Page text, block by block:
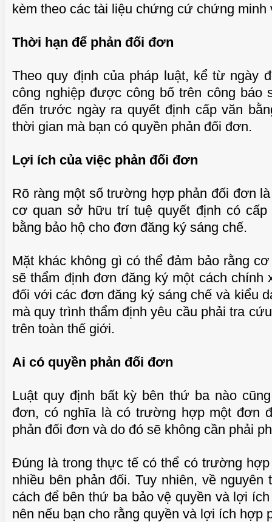
kèm theo các tài liệu chứng cứ chứng minh
Thời hạn để phản đối đơn
Theo quy định của pháp luật, kể từ ngày
công nghiệp được công bố trên công báo
đến trước ngày ra quyết định cấp văn
thời gian mà bạn có quyền phản đối đơn.
Lợi ích của việc phản đối đơn
Rõ ràng một số trường hợp phản đối đơn
cơ quan sở hữu trí tuệ quyết định có cấp
bằng bảo hộ cho đơn đăng ký sáng chế.
Mặt khác không gì có thể đảm bảo rằng
sẽ thẩm định đơn đăng ký một cách chính
đối với các đơn đăng ký sáng chế và kiểu
mà quy trình thẩm định yêu cầu phải tra
trên toàn thế giới.
Ai có quyền phản đối đơn
Luật quy định bất kỳ bên thứ ba nào
đơn, có nghĩa là có trường hợp một đơn
phản đối đơn và do đó sẽ không cần phải
Đúng là trong thực tế có thể có trường
nhiều bên phản đối. Tuy nhiên, về nguyên
cách để bên thứ ba bảo vệ quyền và lợi
nên nếu bạn cho rằng quyền và lợi ích hợp
CHUẨN BỊ THƯ CHUYỂN VĂN BẰNG NHÃN
HIỆU GỐC TỚI KHÁCH HÀNG
MỘT